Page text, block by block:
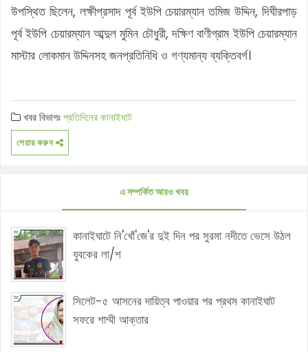
উপস্থিত ছিলেন, লক্ষীপ্রসাদ পূর্ব ইউপি চেয়ারম্যান তমিজ উদ্দিন, দিঘীরপাড়
পূর্ব ইউপি চেয়ারম্যান আব্দুল মুমিন চৌধুরী, দক্ষিণ বাণীগ্রাম ইউপি চেয়ারম্যান
মাস্টার লোকমান উদ্দিনসহ জনপ্রতিনিধি ও গণ্যমান্য ব্যক্তিবর্গ।
খবর বিভাগঃপ্রতিদিনের কানাইঘাট
শেয়ার করুন
এ সম্পর্কিত আরও খবর
কানাইঘাটে নি'খোঁ'জে'র দুই দিন পর সুরমা নদীতে ভেসে উঠল
যুবকের লা/শ
সিলেট-৫ আসনের দায়িত্ব পাওয়ার পর প্রথম কানাইঘাট
সফরে শাম্মী আক্তার